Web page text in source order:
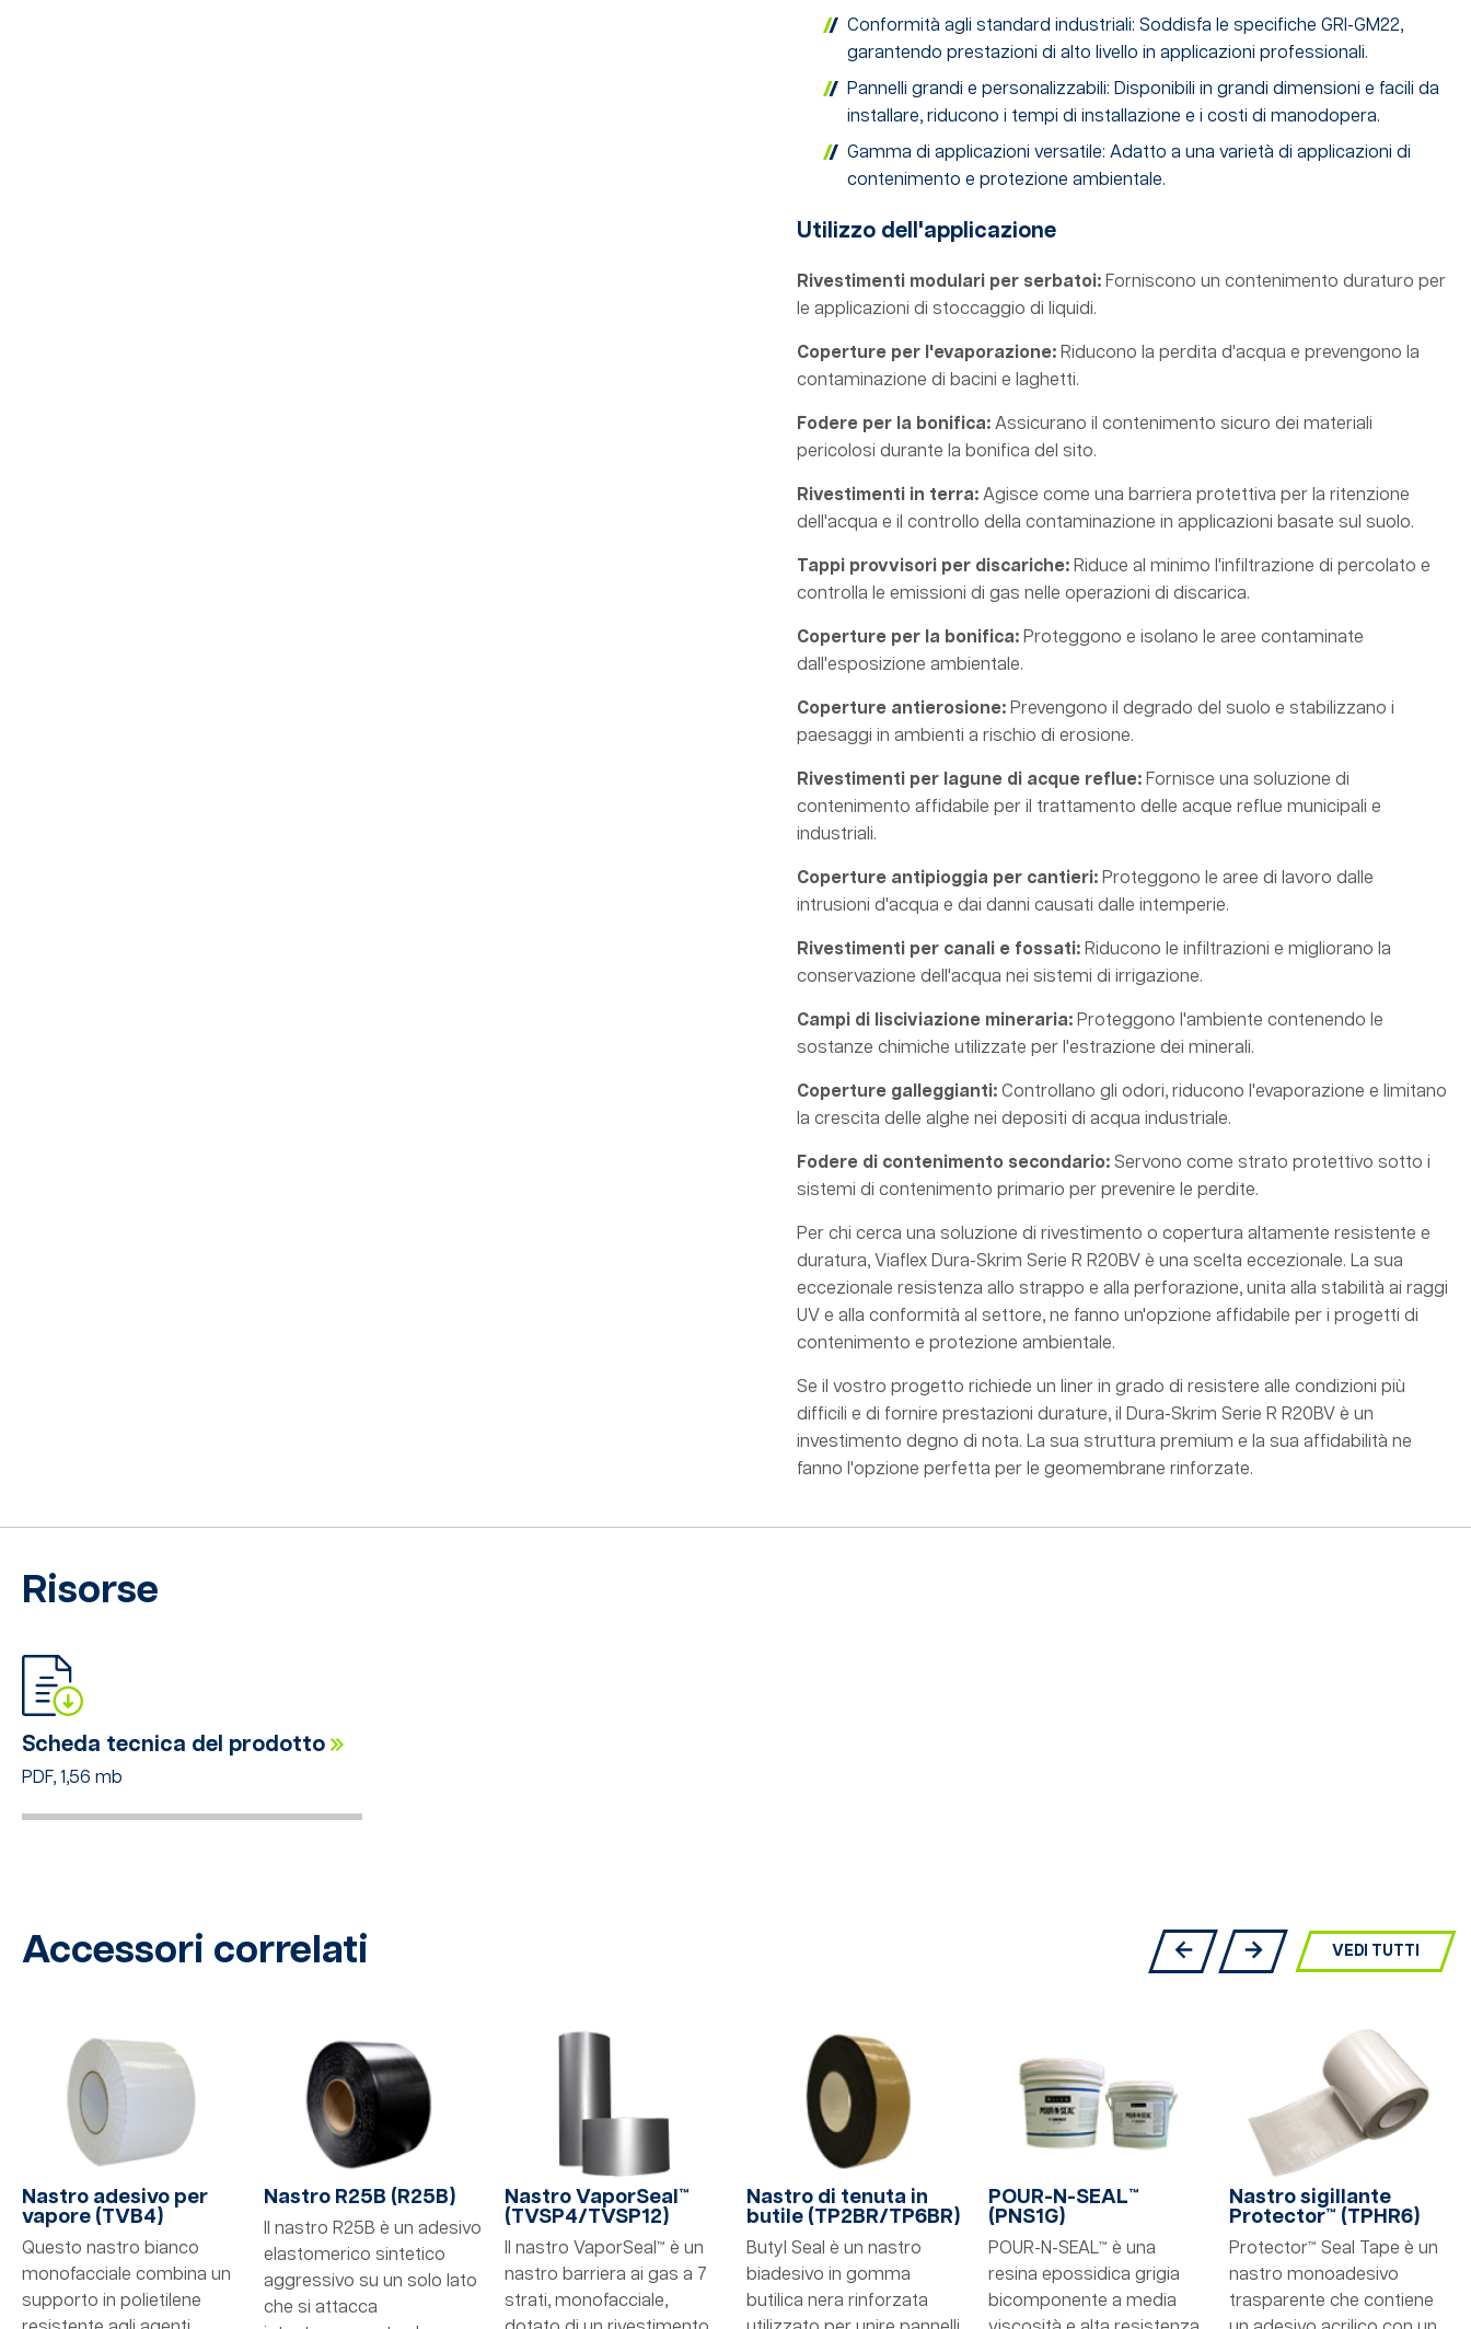
Conformità agli standard industriali: Soddisfa le specifiche GRI-GM22,
garantendo prestazioni di alto livello in applicazioni professionali.
Pannelli grandi e personalizzabili: Disponibili in grandi dimensioni e facili da
installare, riducono i tempi di installazione e i costi di manodopera.
Gamma di applicazioni versatile: Adatto a una varietà di applicazioni di
contenimento e protezione ambientale.
Utilizzo dell'applicazione
Rivestimenti modulari per serbatoi: Forniscono un contenimento duraturo per
le applicazioni di stoccaggio di liquidi.
Coperture per l'evaporazione: Riducono la perdita d'acqua e prevengono la
contaminazione di bacini e laghetti.
Fodere per la bonifica: Assicurano il contenimento sicuro dei materiali
pericolosi durante la bonifica del sito.
Rivestimenti in terra: Agisce come una barriera protettiva per la ritenzione
dell'acqua e il controllo della contaminazione in applicazioni basate sul suolo.
Tappi provvisori per discariche: Riduce al minimo l'infiltrazione di percolato e
controlla le emissioni di gas nelle operazioni di discarica.
Coperture per la bonifica: Proteggono e isolano le aree contaminate
dall'esposizione ambientale.
Coperture antierosione: Prevengono il degrado del suolo e stabilizzano i
paesaggi in ambienti a rischio di erosione.
Rivestimenti per lagune di acque reflue: Fornisce una soluzione di
contenimento affidabile per il trattamento delle acque reflue municipali e
industriali.
Coperture antipioggia per cantieri: Proteggono le aree di lavoro dalle
intrusioni d'acqua e dai danni causati dalle intemperie.
Rivestimenti per canali e fossati: Riducono le infiltrazioni e migliorano la
conservazione dell'acqua nei sistemi di irrigazione.
Campi di lisciviazione mineraria: Proteggono l'ambiente contenendo le
sostanze chimiche utilizzate per l'estrazione dei minerali.
Coperture galleggianti: Controllano gli odori, riducono l'evaporazione e limitano
la crescita delle alghe nei depositi di acqua industriale.
Fodere di contenimento secondario: Servono come strato protettivo sotto i
sistemi di contenimento primario per prevenire le perdite.
Per chi cerca una soluzione di rivestimento o copertura altamente resistente e
duratura, Viaflex Dura-Skrim Serie R R20BV è una scelta eccezionale. La sua
eccezionale resistenza allo strappo e alla perforazione, unita alla stabilità ai raggi
UV e alla conformità al settore, ne fanno un'opzione affidabile per i progetti di
contenimento e protezione ambientale.
Se il vostro progetto richiede un liner in grado di resistere alle condizioni più
difficili e di fornire prestazioni durature, il Dura-Skrim Serie R R20BV è un
investimento degno di nota. La sua struttura premium e la sua affidabilità ne
fanno l'opzione perfetta per le geomembrane rinforzate.
Risorse
Scheda tecnica del prodotto
PDF, 1,56 mb
Accessori correlati VEDI TUTTI
Nastro adesivo per
vapore (TVB4)
Questo nastro bianco
monofacciale combina un
supporto in polietilene
Nastro R25B (R25B)
Il nastro R25B è un adesivo
elastomerico sintetico
aggressivo su un solo lato
che si attacca
Nastro VaporSeal™
(TVSP4/TVSP12)
Il nastro VaporSeal™ è un
nastro barriera ai gas a 7
strati, monofacciale,
Nastro di tenuta in
butile (TP2BR/TP6BR)
Butyl Seal è un nastro
biadesivo in gomma
butilica nera rinforzata
POUR-N-SEAL™
(PNS1G)
POUR-N-SEAL™ è una
resina epossidica grigia
bicomponente a media
Nastro sigillante
Protector™ (TPHR6)
Protector™ Seal Tape è un
nastro monoadesivo
trasparente che contiene